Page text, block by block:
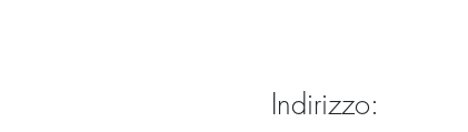
Indirizzo: